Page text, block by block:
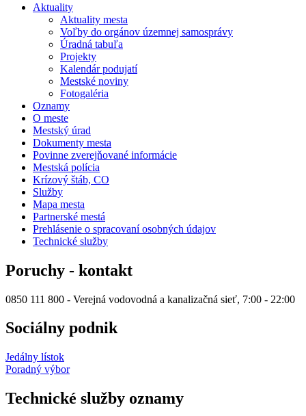
Aktuality
Aktuality mesta
Voľby do orgánov územnej samosprávy
Úradná tabuľa
Projekty
Kalendár podujatí
Mestské noviny
Fotogaléria
Oznamy
O meste
Mestský úrad
Dokumenty mesta
Povinne zverejňované informácie
Mestská polícia
Krízový štáb, CO
Služby
Mapa mesta
Partnerské mestá
Prehlásenie o spracovaní osobných údajov
Technické služby
Poruchy - kontakt
0850 111 800 - Verejná vodovodná a kanalizačná sieť, 7:00 - 22:00
Sociálny podnik
Jedálny lístok
Poradný výbor
Technické služby oznamy